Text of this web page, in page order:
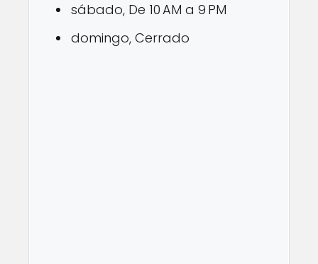
sábado, De 10 AM a 9 PM
domingo, Cerrado